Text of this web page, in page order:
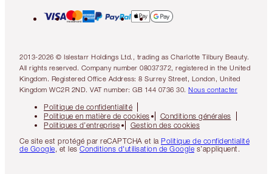
2013-2026 © Islestarr Holdings Ltd., trading as Charlotte Tilbury Beauty.
All rights reserved. Company number 08037372, registered in the United
Kingdom. Registered Office Address: 8 Surrey Street, London, United
Kingdom WC2R 2ND. VAT number: GB 144 0736 30. Nous contacter
Politique de confidentialité
Politique en matière de cookies
Conditions générales
Politiques d’entreprise
Gestion des cookies
Ce site est protégé par reCAPTCHA et la Politique de confidentialité
de Google, et les Conditions d'utilisation de Google s’appliquent.